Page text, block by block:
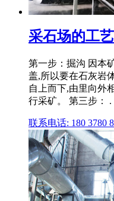
采石场的工
第一步：掘沟 因本
盖,所以要在石灰岩
自上而下,由里向外
行采矿。 第三步： .
联系电话: 180 3780